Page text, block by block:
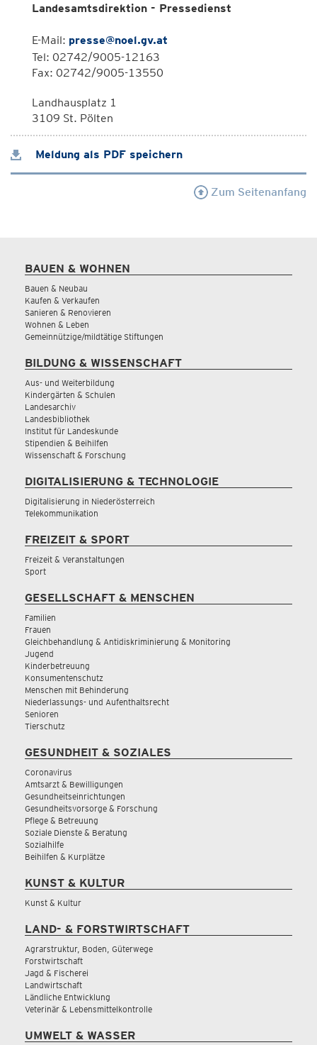
Landesamtsdirektion - Pressedienst
E-Mail: presse@noel.gv.at
Tel: 02742/9005-12163
Fax: 02742/9005-13550
Landhausplatz 1
3109 St. Pölten
Meldung als PDF speichern
Zum Seitenanfang
BAUEN & WOHNEN
Bauen & Neubau
Kaufen & Verkaufen
Sanieren & Renovieren
Wohnen & Leben
Gemeinnützige/mildtätige Stiftungen
BILDUNG & WISSENSCHAFT
Aus- und Weiterbildung
Kindergärten & Schulen
Landesarchiv
Landesbibliothek
Institut für Landeskunde
Stipendien & Beihilfen
Wissenschaft & Forschung
DIGITALISIERUNG & TECHNOLOGIE
Digitalisierung in Niederösterreich
Telekommunikation
FREIZEIT & SPORT
Freizeit & Veranstaltungen
Sport
GESELLSCHAFT & MENSCHEN
Familien
Frauen
Gleichbehandlung & Antidiskriminierung & Monitoring
Jugend
Kinderbetreuung
Konsumentenschutz
Menschen mit Behinderung
Niederlassungs- und Aufenthaltsrecht
Senioren
Tierschutz
GESUNDHEIT & SOZIALES
Coronavirus
Amtsarzt & Bewilligungen
Gesundheitseinrichtungen
Gesundheitsvorsorge & Forschung
Pflege & Betreuung
Soziale Dienste & Beratung
Sozialhilfe
Beihilfen & Kurplätze
KUNST & KULTUR
Kunst & Kultur
LAND- & FORSTWIRTSCHAFT
Agrarstruktur, Boden, Güterwege
Forstwirtschaft
Jagd & Fischerei
Landwirtschaft
Ländliche Entwicklung
Veterinär & Lebensmittelkontrolle
UMWELT & WASSER